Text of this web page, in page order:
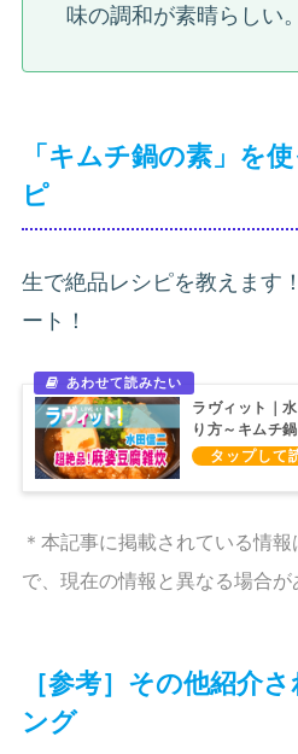
味の調和が素晴らしい
「キムチ鍋の素」を
ピ
生で絶品レシピを教えます
ート！
ラヴィット｜
り方～キムチ
＊本記事に掲載されている情
で、現在の情報と異なる場合が
［参考］その他紹介
ング